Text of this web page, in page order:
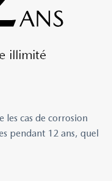
cas de corrosion
pendant 12 ans, quel